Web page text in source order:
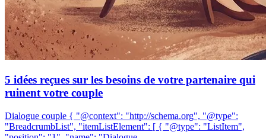
5 idées reçues sur les besoins de votre partenaire qui
ruinent votre couple
Dialogue couple { "@context": "http://schema.org", "@type":
"BreadcrumbList", "itemListElement": [ { "@type": "ListItem",